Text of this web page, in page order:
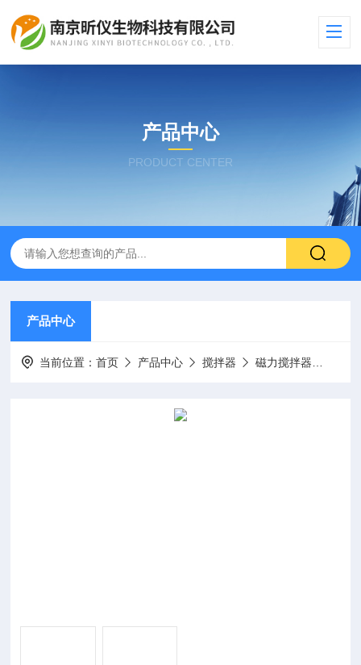
产品中心
PRODUCT CENTER
产品中心
当前位置：首页 产品中心 搅拌器 磁力搅拌器